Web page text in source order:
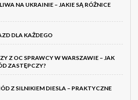
NA UKRAINIE – JAKIE SĄ RÓŻNICE
DLA KAŻDEGO
Z OC SPRAWCY W WARSZAWIE – JAK
ZASTĘPCZY?
Z SILNIKIEM DIESLA – PRAKTYCZNE